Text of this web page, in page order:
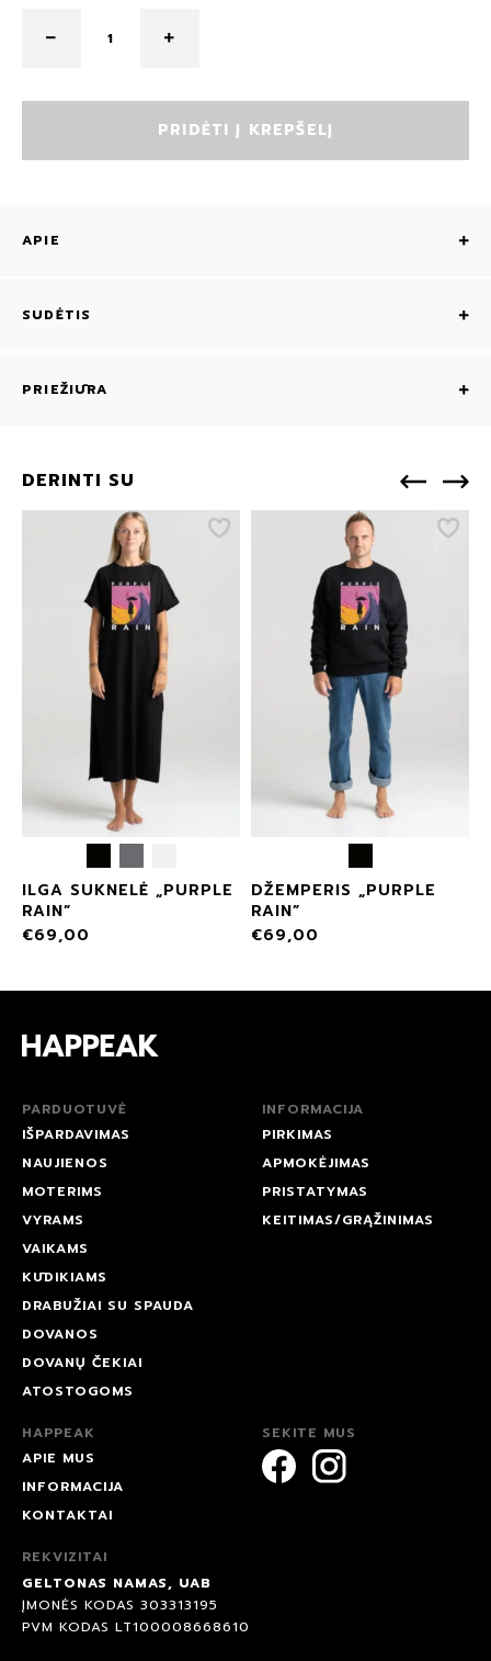
PRIDĖTI Į KREPŠELĮ
APIE
SUDĖTIS
PRIEŽIŪRA
DERINTI SU
ILGA SUKNELĖ „PURPLE
RAIN”
€69,00
DŽEMPERIS „PURPLE
RAIN”
€69,00
PARDUOTUVĖ
IŠPARDAVIMAS
NAUJIENOS
MOTERIMS
VYRAMS
VAIKAMS
KŪDIKIAMS
DRABUŽIAI SU SPAUDA
DOVANOS
DOVANŲ ČEKIAI
ATOSTOGOMS
INFORMACIJA
PIRKIMAS
APMOKĖJIMAS
PRISTATYMAS
KEITIMAS/GRĄŽINIMAS
HAPPEAK
APIE MUS
INFORMACIJA
KONTAKTAI
SEKITE MUS
REKVIZITAI
GELTONAS NAMAS, UAB
ĮMONĖS KODAS 303313195
PVM KODAS LT100008668610